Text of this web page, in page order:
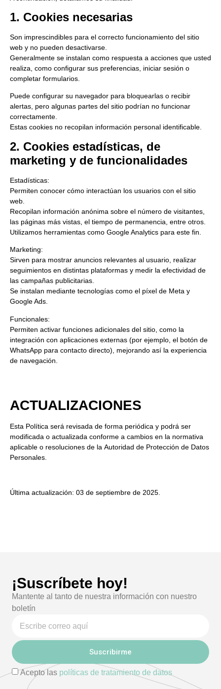
1. Cookies necesarias
Son imprescindibles para el correcto funcionamiento del sitio
web y no pueden desactivarse
Generalmente se instalan como respuesta a acciones que usted
realiza, como configurar sus preferencias, iniciar sesión o
completar formularios.
Puede configurar su navegador para bloquearlas o recibir
alertas, pero algunas partes del sitio podrían no funcionar
correctamente.
Estas cookies no recopilan información personal identificable.
2. Cookies estadísticas, de
marketing y de funcionalidades
Estadísticas:
Permiten conocer cómo interactúan los usuarios con el sitio
web.
Recopilan información anónima sobre el número de visitantes,
las páginas más vistas, el tiempo de permanencia, entre otros.
Utilizamos herramientas como Google Analytics para este fin.
Marketing:
Sirven para mostrar anuncios relevantes al usuario, realizar
seguimientos en distintas plataformas y medir la efectividad de
las campañas publicitarias.
Se instalan mediante tecnologías como el píxel de Meta y
Google Ads.
Funcionales:
Permiten activar funciones adicionales del sitio, como la
integración con aplicaciones externas (por ejemplo, el botón de
WhatsApp para contacto directo), mejorando así la experiencia
de navegación.
ACTUALIZACIONES
Esta Política será revisada de forma periódica y podrá ser
modificada o actualizada conforme a cambios en la normativa
aplicable o resoluciones de la Autoridad de Protección de Datos
Personales
Última actualización: 03 de septiembre de 2025.
¡Suscríbete hoy!
Mantente al tanto de nuestra información con nuestro
boletín
Acepto las políticas de tratamiento de datos
Suscribirme